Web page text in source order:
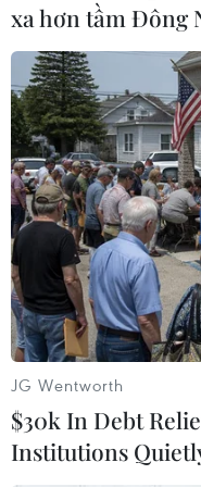
hoạt động lớn
Đại hội đầu tiên
và đến nay mới
châu Á. Hàng
thành viên xin
tiếp theo trên cơ
ViệtNam đã được
Đại hội UK lần thứ
UK97 sẽ là đại
kiện này có ý
Hội Quốc tế ngữ
trong năm 2012.
xa hơn tầm Đông
JG Wentworth
$30k In Debt
Institutions